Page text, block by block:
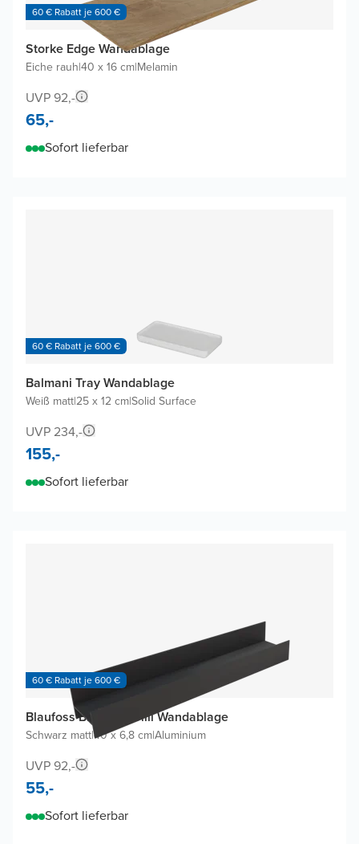
60 € Rabatt je 600 €
Storke Edge Wandablage
Eiche rauh|40 x 16 cm|Melamin
UVP 92,-
65,-
Sofort lieferbar
60 € Rabatt je 600 €
Balmani Tray Wandablage
Weiß matt|25 x 12 cm|Solid Surface
UVP 234,-
155,-
Sofort lieferbar
60 € Rabatt je 600 €
Blaufoss Blackline Tilli Wandablage
Schwarz matt|40 x 6,8 cm|Aluminium
UVP 92,-
55,-
Sofort lieferbar